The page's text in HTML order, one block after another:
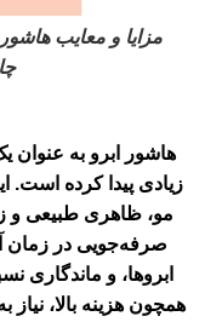
مزایا و معایب
هاشور ابرو به عنوان
زیادی پیدا کرده است.
مو، ظاهری طبیعی و
صرفه‌جویی در زمان
ابروها، و ماندگاری
همچون هزینه بالا،